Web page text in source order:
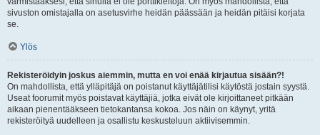
sivuston omistajalla on asetusvirhe heidän päässään ja heidän pitäisi korjata
se.
Ylös
Rekisteröidyin joskus aiemmin, mutta en voi enää kirjautua sisään?!
On mahdollista, että ylläpitäjä on poistanut käyttäjätilisi käytöstä jostain syystä.
Useat foorumit myös poistavat käyttäjiä, jotka eivät ole kirjoittaneet pitkään
aikaan pienentääkseen tietokantansa kokoa. Jos näin on käynyt, yritä
rekisteröityä uudelleen ja osallistu keskusteluun aktiivisemmin.